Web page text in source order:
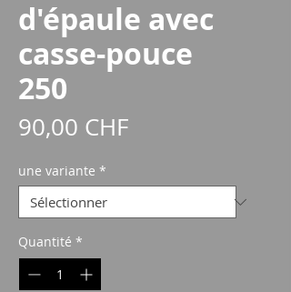
d'épaule avec
casse-pouce
250
90,00 CHFPrix
une variante *
Quantité *